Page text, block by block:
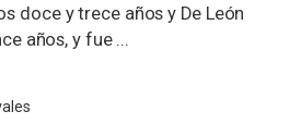
doce y trece años y De León
años, y fue ...